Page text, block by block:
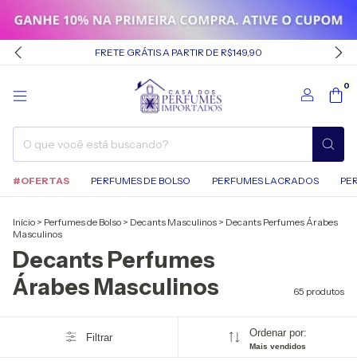
FRETE GRÁTIS A PARTIR DE R$149,90
0
#OFERTAS PERFUMES DE BOLSO PERFUMES LACRADOS
Início > Perfumes de Bolso > Decants Masculinos > Decants Perfumes Árabes
Masculinos
Decants Perfumes
Árabes Masculinos
65 produtos
Filtrar Ordenar por:
Mais vendidos